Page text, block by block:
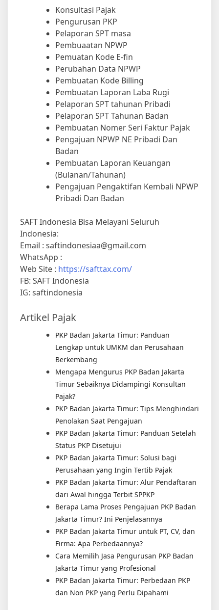
Konsultasi Pajak
Pengurusan PKP
Pelaporan SPT masa
Pembuaatan NPWP
Pemuatan Kode E-fin
Perubahan Data NPWP
Pembuatan Kode Billing
Pembuatan Laporan Laba Rugi
Pelaporan SPT tahunan Pribadi
Pelaporan SPT Tahunan Badan
Pembuatan Nomer Seri Faktur Pajak
Pengajuan NPWP NE Pribadi Dan
Badan
Pembuatan Laporan Keuangan
(Bulanan/Tahunan)
Pengajuan Pengaktifan Kembali NPWP
Pribadi Dan Badan
SAFT Indonesia Bisa Melayani Seluruh
Indonesia:
Email : saftindonesiaa@gmail.com
WhatsApp :
Web Site : https://safttax.com/
FB: SAFT Indonesia
IG: saftindonesia
Artikel Pajak
PKP Badan Jakarta Timur: Panduan
Lengkap untuk UMKM dan Perusahaan
Berkembang
Mengapa Mengurus PKP Badan Jakarta
Timur Sebaiknya Didampingi Konsultan
Pajak?
PKP Badan Jakarta Timur: Tips Menghindari
Penolakan Saat Pengajuan
PKP Badan Jakarta Timur: Panduan Setelah
Status PKP Disetujui
PKP Badan Jakarta Timur: Solusi bagi
Perusahaan yang Ingin Tertib Pajak
PKP Badan Jakarta Timur: Alur Pendaftaran
dari Awal hingga Terbit SPPKP
Berapa Lama Proses Pengajuan PKP Badan
Jakarta Timur? Ini Penjelasannya
PKP Badan Jakarta Timur untuk PT, CV, dan
Firma: Apa Perbedaannya?
Cara Memilih Jasa Pengurusan PKP Badan
Jakarta Timur yang Profesional
PKP Badan Jakarta Timur: Perbedaan PKP
dan Non PKP yang Perlu Dipahami